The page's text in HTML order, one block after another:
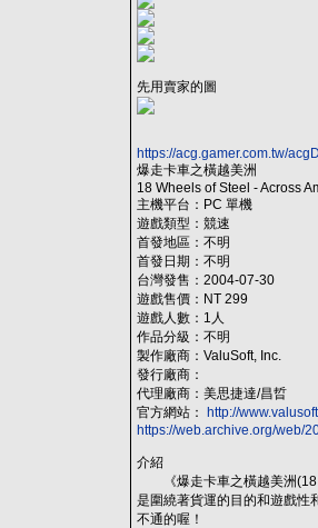
先用賣家的圖
https://acg.gamer.com.tw/
爆走卡車之橫越美洲
18 Wheels of Steel - Across
主機平台：PC 單機
遊戲類型：競速
首發地區：不明
首發日期：不明
台灣發售：2004-07-30
遊戲售價：NT 299
遊戲人數：1人
作品分級：不明
製作廠商：ValuSoft, Inc.
發行廠商：
代理廠商：美思捷達/昌晢
官方網站：
http://
https://web.archive.org/web/
介紹
《爆走卡車之橫越美洲(18
是圍繞著貨運的目的和遊戲性
不通的喔！